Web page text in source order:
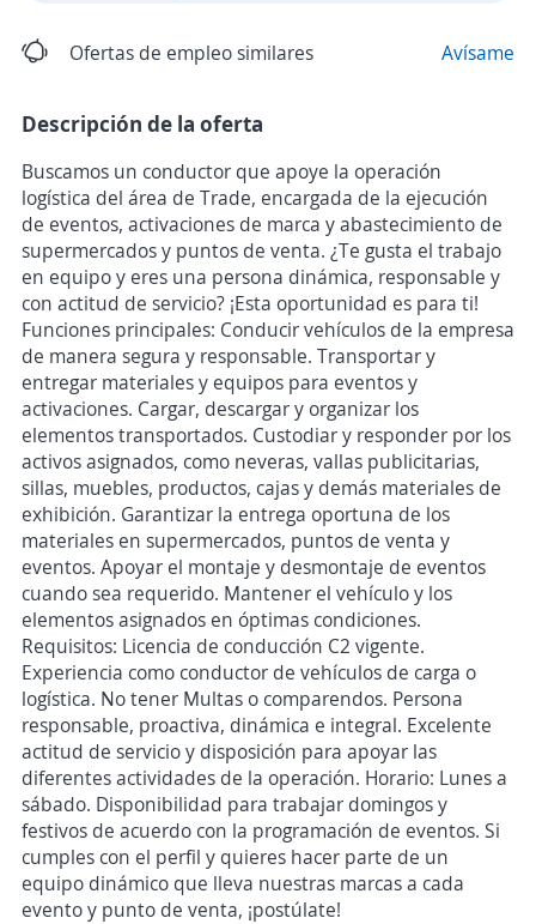
Ofertas de empleo similares Avísame
Descripción de la oferta
Buscamos un conductor que apoye la operación
logística del área de Trade, encargada de la ejecución
de eventos, activaciones de marca y abastecimiento de
supermercados y puntos de venta. ¿Te gusta el trabajo
en equipo y eres una persona dinámica, responsable y
con actitud de servicio? ¡Esta oportunidad es para ti!
Funciones principales: Conducir vehículos de la empresa
de manera segura y responsable. Transportar y
entregar materiales y equipos para eventos y
activaciones. Cargar, descargar y organizar los
elementos transportados. Custodiar y responder por los
activos asignados, como neveras, vallas publicitarias,
sillas, muebles, productos, cajas y demás materiales de
exhibición. Garantizar la entrega oportuna de los
materiales en supermercados, puntos de venta y
eventos. Apoyar el montaje y desmontaje de eventos
cuando sea requerido. Mantener el vehículo y los
elementos asignados en óptimas condiciones.
Requisitos: Licencia de conducción C2 vigente.
Experiencia como conductor de vehículos de carga o
logística. No tener Multas o comparendos. Persona
responsable, proactiva, dinámica e integral. Excelente
actitud de servicio y disposición para apoyar las
diferentes actividades de la operación. Horario: Lunes a
sábado. Disponibilidad para trabajar domingos y
festivos de acuerdo con la programación de eventos. Si
cumples con el perfil y quieres hacer parte de un
equipo dinámico que lleva nuestras marcas a cada
evento y punto de venta, ¡postúlate!